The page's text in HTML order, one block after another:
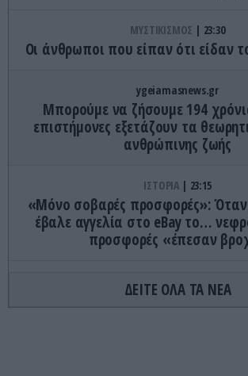
ΜΥΣΤΙΚΙΣΜΟΣ 23:30
Οι άνθρωποι που είπαν ότι είδαν
ygeiamasnews.gr
Μπορούμε να ζήσουμε 194
επιστήμονες εξετάζουν τα
ανθρώπινης ζωής
ΙΣΤΟΡΙΑ 23:15
«Μόνο σοβαρές προσφορές»: Όταν
έβαλε αγγελία στο eBay το…
προσφορές «έπεσαν
ΚΟΣΜΟΣ 23:11
Τα 600 στρέμματα κληρονομιάς
ΔΕΙΤΕ ΟΛΑ ΤΑ ΝΕΑ